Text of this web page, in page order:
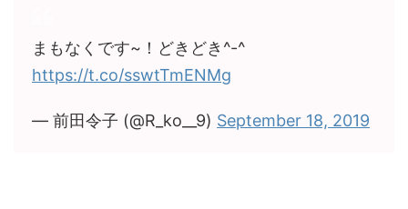
まもなくです~！どきどき^-^
https://t.co/sswtTmENMg
— 前田令子 (@R_ko__9) September 18, 2019